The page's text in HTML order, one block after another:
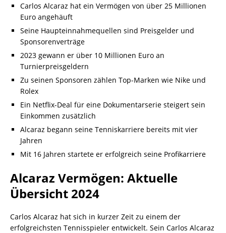
Carlos Alcaraz hat ein Vermögen von über 25 Millionen
Euro angehäuft
Seine Haupteinnahmequellen sind Preisgelder und
Sponsorenverträge
2023 gewann er über 10 Millionen Euro an
Turnierpreisgeldern
Zu seinen Sponsoren zählen Top-Marken wie Nike und
Rolex
Ein Netflix-Deal für eine Dokumentarserie steigert sein
Einkommen zusätzlich
Alcaraz begann seine Tenniskarriere bereits mit vier
Jahren
Mit 16 Jahren startete er erfolgreich seine Profikarriere
Alcaraz Vermögen: Aktuelle
Übersicht 2024
Carlos Alcaraz hat sich in kurzer Zeit zu einem der
erfolgreichsten Tennisspieler entwickelt. Sein Carlos Alcaraz